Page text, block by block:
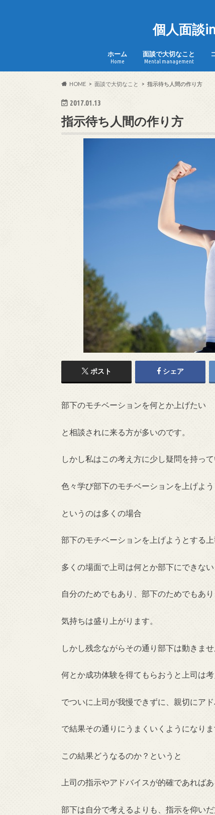
個人面談
ホーム
Home
面談で大切なこと
Mental management
HOME 面談で大切なこと 指示待ち人間の作り方
2017.01.13
指示待ち人間の作り方
ポスト シェア
部下のモチベーションを何とか上げたい
と相談されに来る方が多いのです。
しかし私はこの考え方に少し疑問を持っ
色々学び部下のモチベーションを上げよ
というのは多くの場合
部下のモチベーションを上げようとする
多くの場面で上司は何とか部下にできな
自分のためでもあり、部下のためでもあ
気持ちは盛り上がります。
しかし残念ながらその通り部下は動きませ
何とか成功体験を得てもらおうと上司は
でついに上司が我慢できずに、親切にア
で結果その通りにうまくいくようになりま
この結果どうなるのか？というと
上司の指示やアドバイスが的確であれば
部下は自分で考えるよりも、指示を仰い